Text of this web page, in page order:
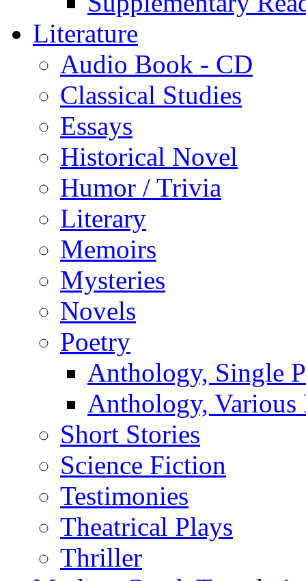
Literature
Audio Book - CD
Classical Studies
Essays
Historical Novel
Humor / Trivia
Literary
Memoirs
Mysteries
Novels
Poetry
Anthology, Single
Anthology, Various
Short Stories
Science Fiction
Testimonies
Theatrical Plays
Thriller